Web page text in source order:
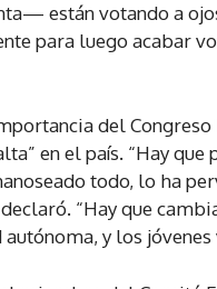
están votando a
para luego acabar
del
en el país. “Hay
todo, lo ha
“Hay que
y los